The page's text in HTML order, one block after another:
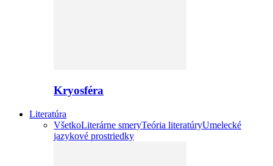
Kryosféra
Literatúra
VšetkoLiterárne smeryTeória literatúryUmelecké
jazykové prostriedky